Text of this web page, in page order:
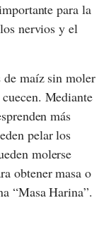
para la
nervios y el
maíz sin moler
Mediante
más
pelar los
molerse
obtener masa o
“Masa Harina”.